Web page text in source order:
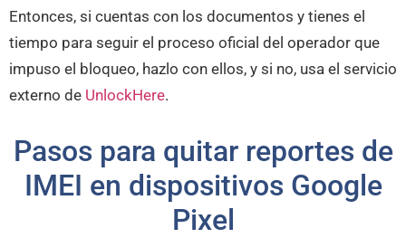
Entonces, si cuentas con los documentos y tienes el
tiempo para seguir el proceso oficial del operador que
impuso el bloqueo, hazlo con ellos, y si no, usa el servicio
externo de UnlockHere.
Pasos para quitar reportes de
IMEI en dispositivos Google
Pixel